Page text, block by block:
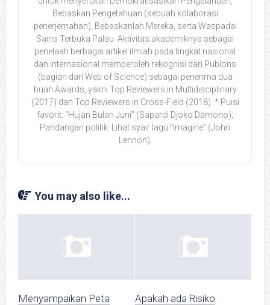
Bebaskan Pengetahuan (sebuah kolaborasi
penerjemahan), Bebaskanlah Mereka, serta Waspadai
Sains Terbuka Palsu. Aktivitas akademiknya sebagai
penelaah berbagai artikel ilmiah pada tingkat nasional
dan internasional memperoleh rekognisi dari Publons
(bagian dari Web of Science) sebagai penerima dua
buah Awards, yakni Top Reviewers in Multidisciplinary
(2017) dan Top Reviewers in Cross-Field (2018). * Puisi
favorit: “Hujan Bulan Juni” (Sapardi Djoko Damono);
Pandangan politik: Lihat syair lagu “Imagine” (John
Lennon).
You may also like...
Menyampaikan Peta
Apakah ada Risiko